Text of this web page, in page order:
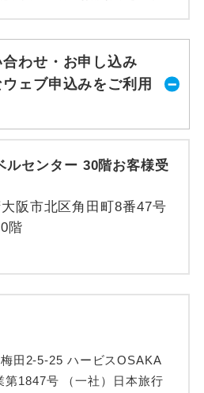
わせ・お申し込み
ウェブ申込みをご利用
ルセンター 30階お客様受
阪市北区角田町8番47号
階
田2-5-25 ハービスOSAKA
第1847号 （一社）日本旅行